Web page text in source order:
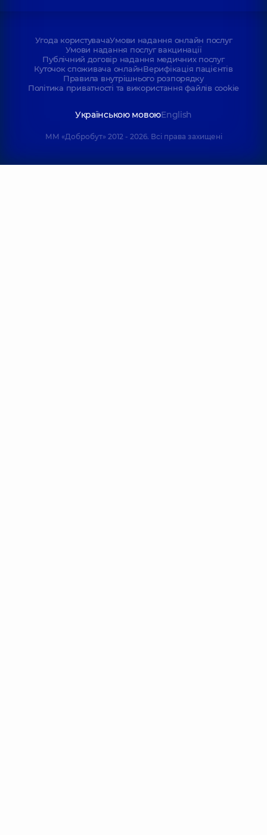
Угода користувачаУмови надання онлайн послуг
Умови надання послуг вакцинації
Публічний договір надання медичних послуг
Куточок споживача онлайнВерифікація пацієнтів
Правила внутрішнього розпорядку
Політика приватності та використання файлів cookie
Українською мовоюEnglish
ММ «Добробут» 2012 - 2026. Всі права захищені